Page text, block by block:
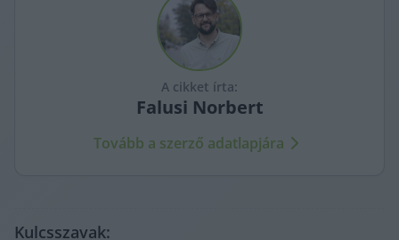
A cikket írta:
Falusi Norbert
Tovább a szerző adatlapjára
Kulcsszavak: